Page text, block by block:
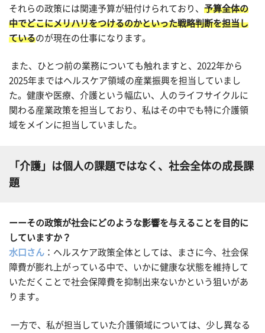
それらの政策には関連予算が紐付けられており、 予算全体の
中でどこにメリハリをつけるのかといった戦略判断を担当し
ているのが現在の仕事になります。
また、ひとつ前の業務についても触れますと、2022年から
2025年まではヘルスケア領域の産業振興を担当していまし
た。健康や医療、介護という幅広い、人のライフサイクルに
関わる産業政策を担当しており、私はその中でも特に介護領
域をメインに担当していました。
「介護」は個人の課題ではなく、社会全体の成長課
題
ーーその政策が社会にどのような影響を与えることを目的に
していますか？
水口さん ：ヘルスケア政策全体としては、まさに今、社会保
障費が膨れ上がっている中で、いかに健康な状態を維持して
いただくことで社会保障費を抑制出来ないかという狙いがあ
ります。
一方で、私が担当していた介護領域については、少し異なる